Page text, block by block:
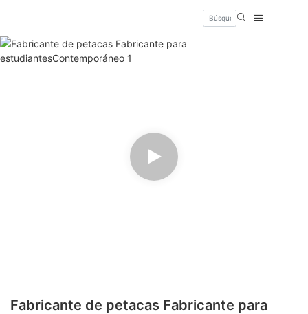
Fabricante de petacas Fabricante para